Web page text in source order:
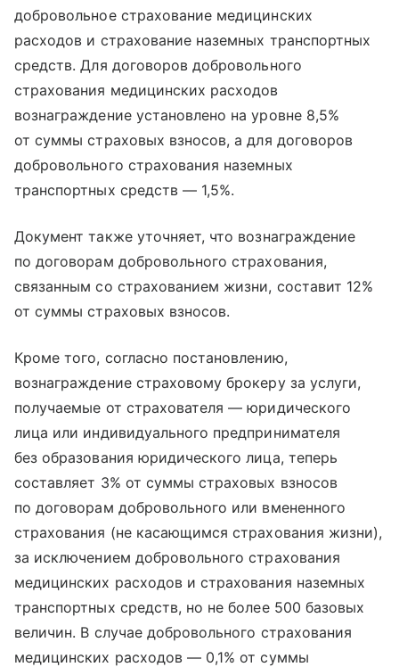
добровольное страхование медицинских
расходов и страхование наземных транспортных
средств. Для договоров добровольного
страхования медицинских расходов
вознаграждение установлено на уровне 8,5%
от суммы страховых взносов, а для договоров
добровольного страхования наземных
транспортных средств — 1,5%.
Документ также уточняет, что вознаграждение
по договорам добровольного страхования,
связанным со страхованием жизни, составит 12%
от суммы страховых взносов.
Кроме того, согласно постановлению,
вознаграждение страховому брокеру за услуги,
получаемые от страхователя — юридического
лица или индивидуального предпринимателя
без образования юридического лица, теперь
составляет 3% от суммы страховых взносов
по договорам добровольного или вмененного
страхования (не касающимся страхования жизни),
за исключением добровольного страхования
медицинских расходов и страхования наземных
транспортных средств, но не более 500 базовых
величин. В случае добровольного страхования
медицинских расходов — 0,1% от суммы